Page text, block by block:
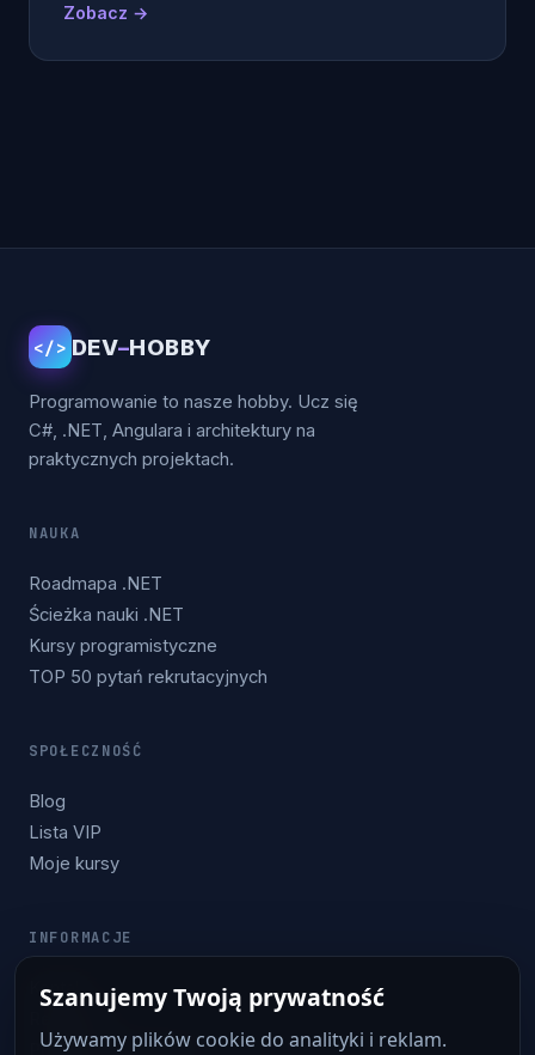
Zobacz →
</> DEV–HOBBY
Programowanie to nasze hobby. Ucz się
C#, .NET, Angulara i architektury na
praktycznych projektach.
NAUKA
Roadmapa .NET
Ścieżka nauki .NET
Kursy programistyczne
TOP 50 pytań rekrutacyjnych
SPOŁECZNOŚĆ
Blog
Lista VIP
Moje kursy
INFORMACJE
Kontakt
Regulamin
Polityka prywatności
Szanujemy Twoją prywatność
Używamy plików cookie do analityki i reklam.